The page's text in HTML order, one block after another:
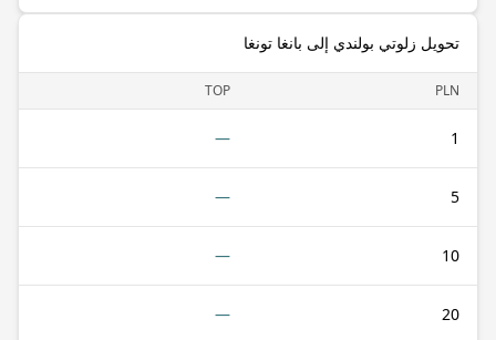
تحويل زلوتي بولندي إلى بانغا تونغا
PLN
TOP
1
—
5
—
10
—
20
—